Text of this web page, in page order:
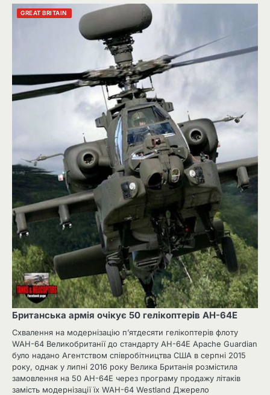
GREAT BRITAIN
Британська армія очікує 50 гелікоптерів AH-64E
Схвалення на модернізацію п’ятдесяти гелікоптерів флоту
WAH-64 Великобританії до стандарту AH-64E Apache Guardian
було надано Агентством співробітництва США в серпні 2015
року, однак у липні 2016 року Велика Британія розмістила
замовлення на 50 AH-64E через програму продажу літаків
замість модернізації їх WAH-64 Westland Джерело